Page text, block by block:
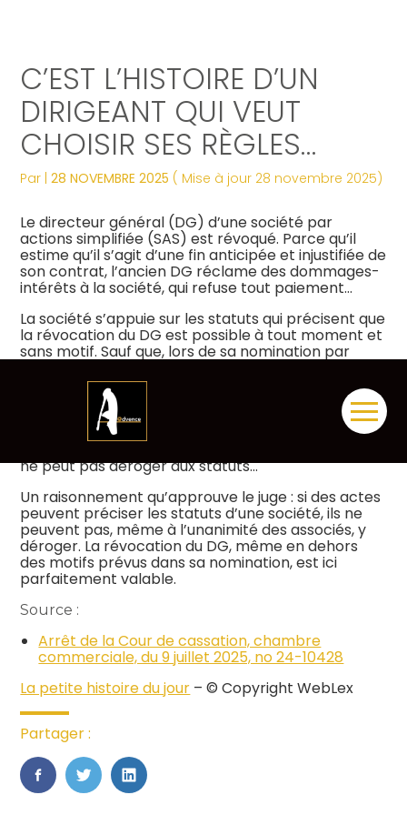
Gérer votre quotidien
Piloter votre entreprise
Développer votre entreprise
Construire votre patrimoine
Digitalisation
Comptabilité
Fiscalité
Social
Juridique
Audit
Gestion Administrative
Suivre votre comptabilité
Gérer vos ressources humaines
Dématérialiser vos documents
Confiez votre secrétariat
Juridique
Les dates clés
Nos engagements
Notre équipe engagée
Nos domaines d’expertise
Nos partenaires
Les plus du cabinet
Digitalisation
La vie du cabinet
Nos offres d’emploi
Le processus de recrutement
Postulez dès maintenant
C’EST L’HISTOIRE D’UN
DIRIGEANT QUI VEUT
CHOISIR SES RÈGLES…
Par |28 NOVEMBRE 2025 ( Mise à jour 28 novembre 2025)
Le directeur général (DG) d’une société par
actions simplifiée (SAS) est révoqué. Parce qu’il
estime qu’il s’agit d’une fin anticipée et injustifiée de
son contrat, l’ancien DG réclame des dommages-
intérêts à la société, qui refuse tout paiement…
La société s’appuie sur les statuts qui précisent que
la révocation du DG est possible à tout moment et
sans motif. Sauf que, lors de sa nomination par
l’unanimité que le DG ne pourrait être révoqué que
dans 3 cas précis. Puisqu’aucun de ces cas n’est ici
avéré, sa révocation est injustifiée et doit être
indemnisée, estime l’ancien DG… Ce que conteste
ne peut pas déroger aux statuts…
Un raisonnement qu’approuve le juge : si des actes
peuvent préciser les statuts d’une société, ils ne
peuvent pas, même à l’unanimité des associés, y
déroger. La révocation du DG, même en dehors
des motifs prévus dans sa nomination, est ici
parfaitement valable.
Source :
Arrêt de la Cour de cassation, chambre
commerciale, du 9 juillet 2025, no 24-10428
La petite histoire du jour – © Copyright WebLex
Partager :
FaceBook
TwitterLinkedIn